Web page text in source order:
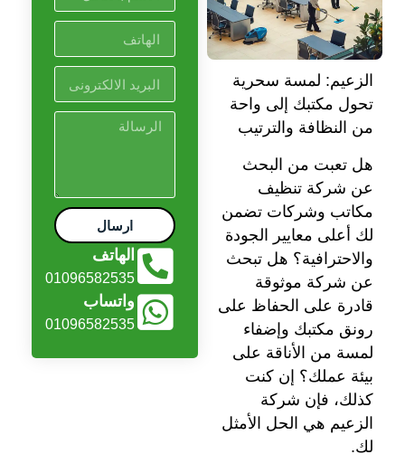
الزعيم: لمسة سحرية
تحول مكتبك إلى واحة
من النظافة والترتيب
هل تعبت من البحث
عن شركة تنظيف
مكاتب وشركات تضمن
لك أعلى معايير الجودة
والاحترافية؟ هل تبحث
عن شركة موثوقة
قادرة على الحفاظ على
رونق مكتبك وإضفاء
لمسة من الأناقة على
بيئة عملك؟ إن كنت
كذلك، فإن شركة
الزعيم هي الحل الأمثل
لك.
ارسال
الهاتف
01096582535
واتساب
01096582535